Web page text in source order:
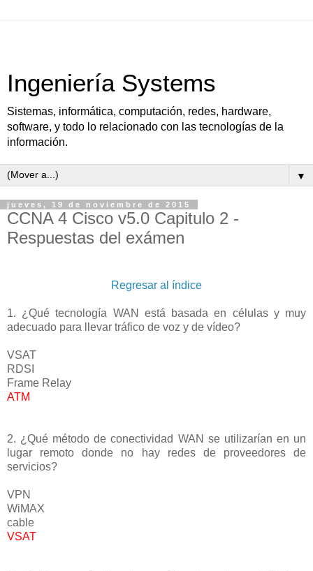
Ingeniería Systems
Sistemas, informática, computación, redes, hardware,
software, y todo lo relacionado con las tecnologías de la
información.
▼
jueves, 19 de noviembre de 2015
CCNA 4 Cisco v5.0 Capitulo 2 -
Respuestas del exámen
Regresar al índice
1. ¿Qué tecnología WAN está basada en células y muy
adecuado para llevar tráfico de voz y de vídeo?
VSAT
RDSI
Frame Relay
ATM
2. ¿Qué método de conectividad WAN se utilizarían en un
lugar remoto donde no hay redes de proveedores de
servicios?
VPN
WiMAX
cable
VSAT